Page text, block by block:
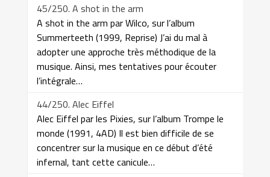
45/250. A shot in the arm
A shot in the arm par Wilco, sur l’album
Summerteeth (1999, Reprise) J’ai du mal à
adopter une approche très méthodique de la
musique. Ainsi, mes tentatives pour écouter
l’intégrale…
44/250. Alec Eiffel
Alec Eiffel par les Pixies, sur l’album Trompe le
monde (1991, 4AD) Il est bien difficile de se
concentrer sur la musique en ce début d’été
infernal, tant cette canicule…